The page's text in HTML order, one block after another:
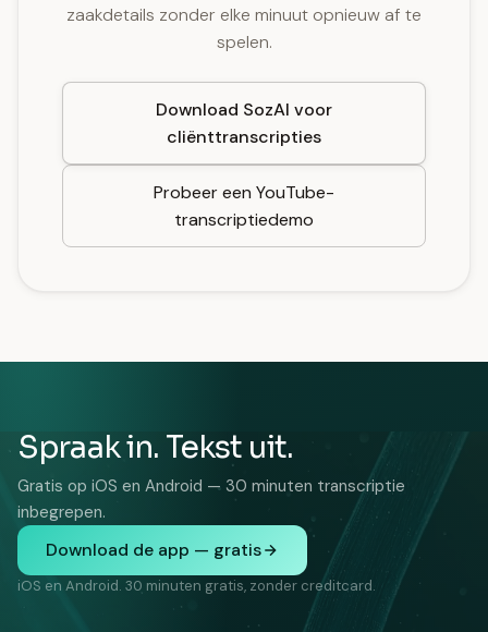
zaakdetails zonder elke minuut opnieuw af te
spelen.
Download SozAI voor
cliënttranscripties
Probeer een YouTube-
transcriptiedemo
Spraak in. Tekst uit.
Gratis op iOS en Android — 30 minuten transcriptie
inbegrepen.
Download de app — gratis
iOS en Android. 30 minuten gratis, zonder creditcard.